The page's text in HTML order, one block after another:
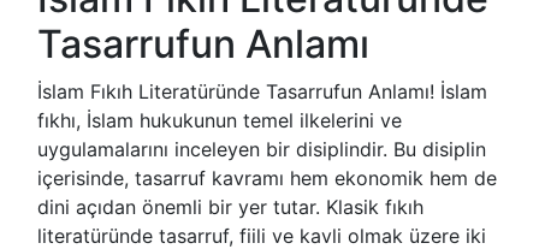
Tasarrufun Anlamı
İslam Fıkıh Literatüründe Tasarrufun Anlamı! İslam
fıkhı, İslam hukukunun temel ilkelerini ve
uygulamalarını inceleyen bir disiplindir. Bu disiplin
içerisinde, tasarruf kavramı hem ekonomik hem de
dini açıdan önemli bir yer tutar. Klasik fıkıh
literatüründe tasarruf, fiili ve kavli olmak üzere iki